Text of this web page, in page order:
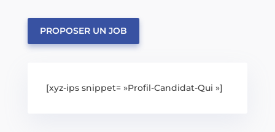
PROPOSER UN JOB
[xyz-ips snippet= »Profil-Candidat-Qui »]